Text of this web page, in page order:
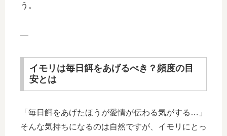
う。
—
イモリは毎日餌をあげるべき？頻度の目
安とは
「毎日餌をあげたほうが愛情が伝わる気がする…」
そんな気持ちになるのは自然ですが、イモリにとっ